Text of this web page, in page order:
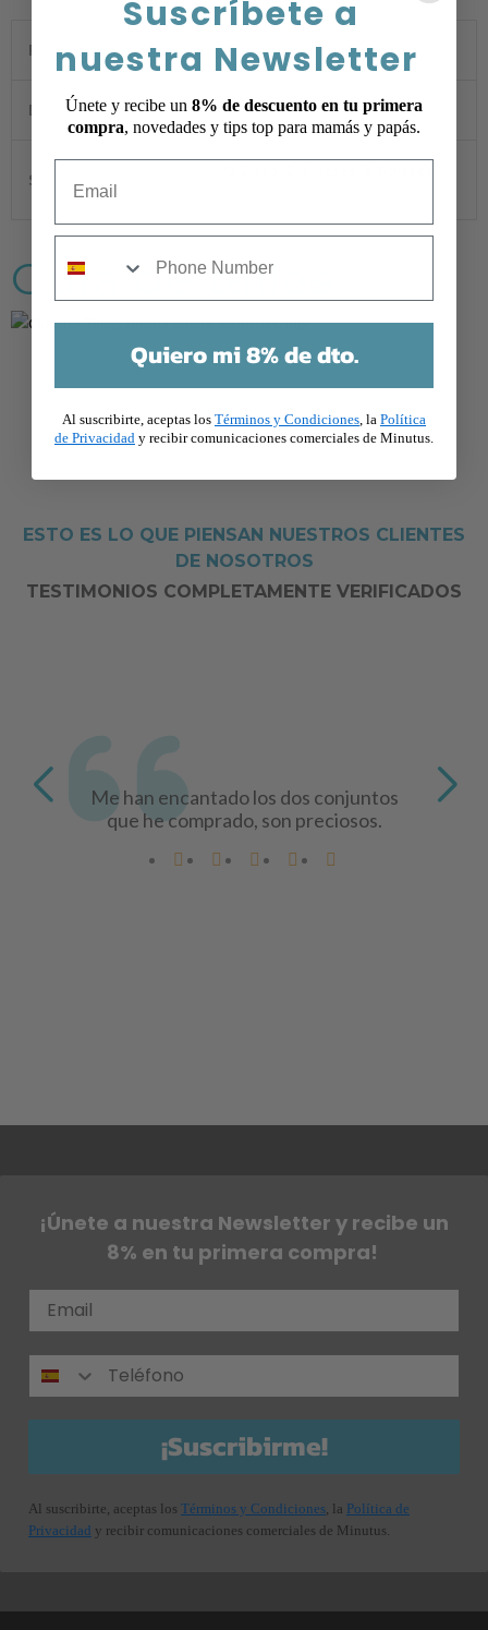
Peso 1 kg
Dimensiones 1 × 1 × 1 cm
Selecciona una talla
Guía de tallas
ESTO ES LO QUE PIENSAN NUESTROS CLIENTES
DE NOSOTROS
TESTIMONIOS COMPLETAMENTE VERIFICADOS
Me han encantado los dos conjuntos
que he comprado, son preciosos.
¡Únete a nuestra Newsletter y recibe un
8% en tu primera compra!
¡Suscribirme!
Al suscribirte, aceptas los Términos y Condiciones , la Política de
Privacidad y recibir comunicaciones comerciales de Minutus.
Suscríbete a
nuestra Newsletter
Únete y recibe un 8% de descuento en tu primera
compra, novedades y tips top para mamás y papás.
Quiero mi 8% de dto.
Al suscribirte, aceptas los Términos y Condiciones, la Política
de Privacidad y recibir comunicaciones comerciales de Minutus.